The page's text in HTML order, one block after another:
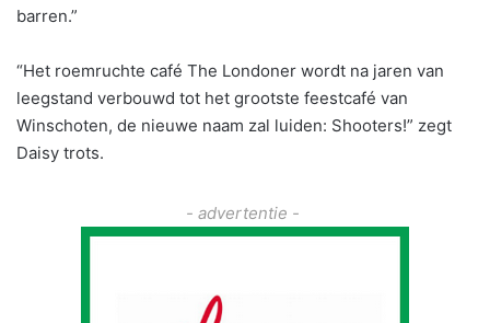
barren.”
“Het roemruchte café The Londoner wordt na jaren van
leegstand verbouwd tot het grootste feestcafé van
Winschoten, de nieuwe naam zal luiden: Shooters!” zegt
Daisy trots.
- advertentie -